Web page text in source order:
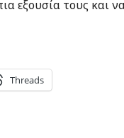
εξουσία τους
Threads